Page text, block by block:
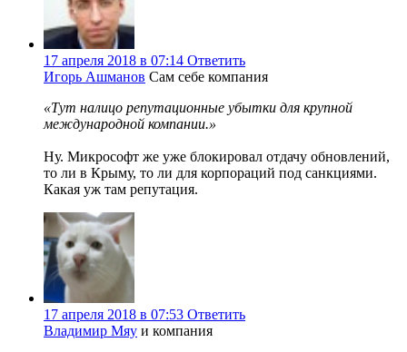
17 апреля 2018 в 07:14 Ответить
Игорь Ашманов Сам себе компания
«Тут налицо репутационные убытки для крупной
международной компании.»
Ну. Микрософт же уже блокировал отдачу обновлений,
то ли в Крыму, то ли для корпораций под санкциями.
Какая уж там репутация.
17 апреля 2018 в 07:53 Ответить
Владимир Мяу и компания